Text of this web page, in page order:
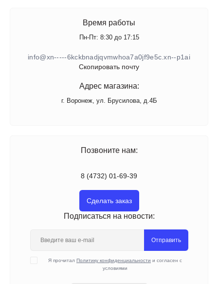
Поступление товараВремя работы
Пн-Пт: 8:30 до 17:15
info@xn-----6kckbnadjqvmwhoa7a0jf9e5c.xn--p1ai
Скопировать почту
Адрес магазина:
г. Воронеж, ул. Брусилова, д.4Б
Позвоните нам:
8 (4732) 01-69-39
Сделать заказ
Подписаться на новости:
Отправить
Я прочитал Политику конфиденциальности и согласен с
условиями